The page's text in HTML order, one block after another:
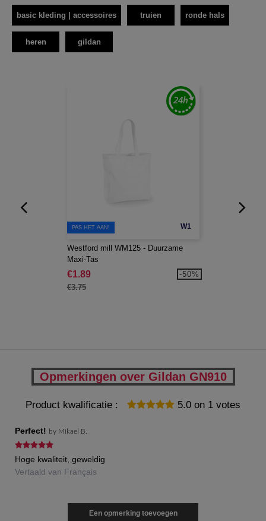
basic kleding | accessoires truien ronde hals
heren gildan
W1
PAS HET AAN!
Westford mill WM125 - Duurzame
Maxi-Tas
€1.89
€3.75
-50%
Opmerkingen over Gildan GN910
Product kwalificatie : 5.0 on 1 votes
Perfect! by Mikael B.
Hoge kwaliteit, geweldig
Vertaald van Français
Een opmerking toevoegen